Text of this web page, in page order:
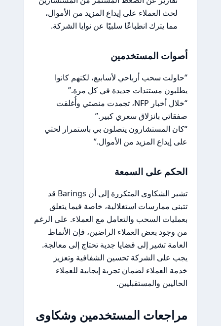
لحث العملاء على إيداع المزيد من الأموال،
مما يترك انطباعًا سلبيًا عن نوايا الشركة.
أصوات المستخدمين
“حاولت سحب أرباحي لأسابيع، لكنهم كانوا
يطلبون مستندات جديدة في كل مرة.”
“خلال أخبار NFP، تجمدت منصتي وأُغلقت
صفقاتي بانزلاق سعري كبير.”
“كان المستشارون يتصلون بي باستمرار لحثي
على إيداع المزيد من الأموال.”
الحكم على السمعة
تشير الشكاوى المتكررة إلى أن Barings قد
تتبنى ممارسات استغلالية، خاصة فيما يتعلق
بعمليات السحب والتعامل مع العملاء. على الرغم
من وجود بعض العملاء الراضين، فإن الأنماط
العامة تشير إلى قضايا جدية تحتاج إلى معالجة.
يجب على الشركة تحسين الشفافية وتعزيز
خدمة العملاء لضمان تجربة إيجابية للعملاء
الحاليين والمستقبليين.
مراجعات المستخدمين وشكاوى